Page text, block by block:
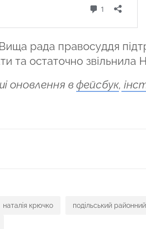
рада правосуддя
та остаточно звільнила
оновлення вфейсбук,
наталія крючко подільський